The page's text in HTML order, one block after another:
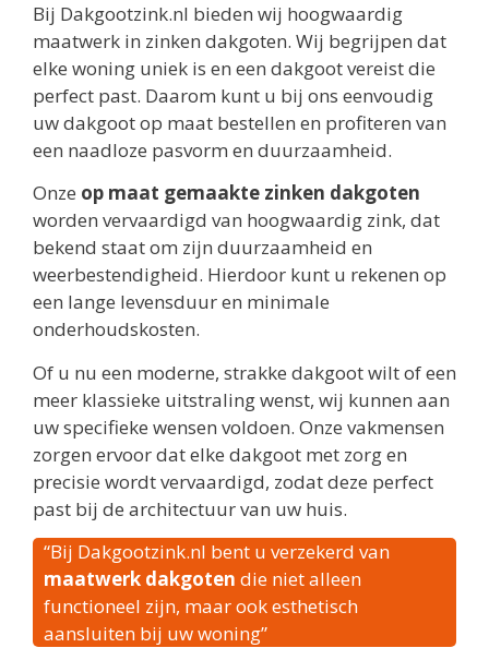
Bij Dakgootzink.nl bieden wij hoogwaardig
maatwerk in zinken dakgoten. Wij begrijpen dat
elke woning uniek is en een dakgoot vereist die
perfect past. Daarom kunt u bij ons eenvoudig
uw dakgoot op maat bestellen en profiteren van
een naadloze pasvorm en duurzaamheid.
Onze op maat gemaakte zinken dakgoten
worden vervaardigd van hoogwaardig zink, dat
bekend staat om zijn duurzaamheid en
weerbestendigheid. Hierdoor kunt u rekenen op
een lange levensduur en minimale
onderhoudskosten.
Of u nu een moderne, strakke dakgoot wilt of een
meer klassieke uitstraling wenst, wij kunnen aan
uw specifieke wensen voldoen. Onze vakmensen
zorgen ervoor dat elke dakgoot met zorg en
precisie wordt vervaardigd, zodat deze perfect
past bij de architectuur van uw huis.
“Bij Dakgootzink.nl bent u verzekerd van
maatwerk dakgoten die niet alleen
functioneel zijn, maar ook esthetisch
aansluiten bij uw woning”